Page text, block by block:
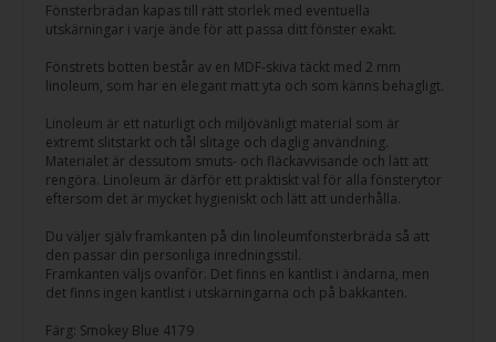
Fönsterbrädan kapas till rätt storlek med eventuella
utskärningar i varje ände för att passa ditt fönster exakt.
Fönstrets botten består av en MDF-skiva täckt med 2 mm
linoleum, som har en elegant matt yta och som känns behagligt.
Linoleum är ett naturligt och miljövänligt material som är
extremt slitstarkt och tål slitage och daglig användning.
Materialet är dessutom smuts- och fläckavvisande och lätt att
rengöra. Linoleum är därför ett praktiskt val för alla fönsterytor
eftersom det är mycket hygieniskt och lätt att underhålla.
Du väljer själv framkanten på din linoleumfönsterbräda så att
den passar din personliga inredningsstil.
Framkanten väljs ovanför. Det finns en kantlist i ändarna, men
det finns ingen kantlist i utskärningarna och på bakkanten.
Färg: Smokey Blue 4179